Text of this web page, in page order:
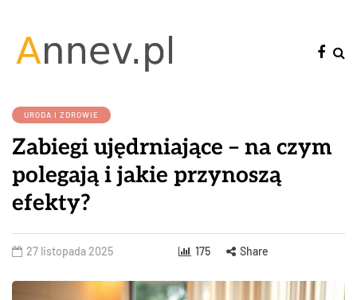
URODA I ZDROWIE
Zabiegi ujędrniające – na czym
polegają i jakie przynoszą
efekty?
27 listopada 2025 175 Share